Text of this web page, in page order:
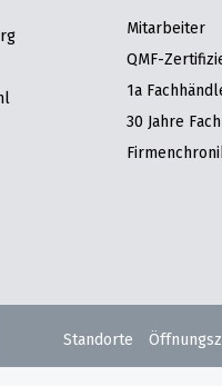
Mitarbeiter
QMF-
1a
30 Jahre
Standorte